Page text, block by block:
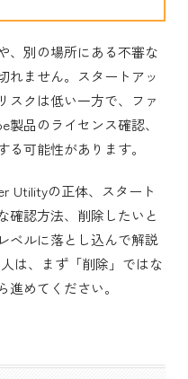
、別の場所にある不審な
れません。スタートアッ
スクは低い一方で、ファ
品のライセンス確認、
可能性があります。
Utilityの正体、スタート
確認方法、削除したいと
ベルに落とし込んで解説
は、まず「削除」ではな
めてください。